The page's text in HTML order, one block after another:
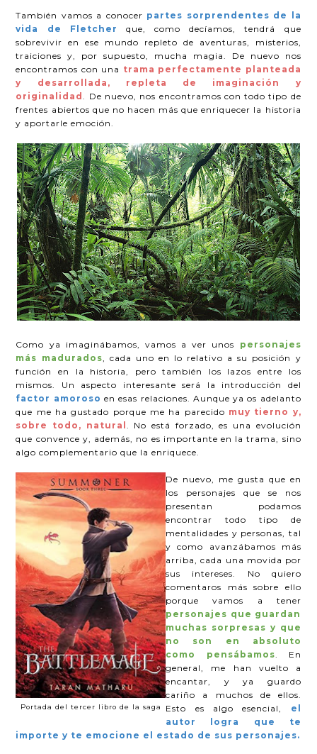
También vamos a conocer partes sorprendentes de la
vida de Fletcher
que, como decíamos, tendrá que
sobrevivir en ese mundo repleto de aventuras, misterios,
traiciones y, por supuesto, mucha magia. De nuevo nos
encontramos con una trama perfectamente planteada
y desarrollada, repleta de imaginación y
originalidad
. De nuevo, nos encontramos con todo tipo de
frentes abiertos que no hacen más que enriquecer la historia
y aportarle emoción.
Como ya imaginábamos, vamos a ver unos personajes
más madurados , cada uno en lo relativo a su posición y
función en la historia, pero también los lazos entre los
mismos. Un aspecto interesante será la introducción del
factor amoroso en esas relaciones. Aunque ya os adelanto
que me ha gustado porque me ha parecido muy tierno y,
sobre todo, natural
. No está forzado, es una evolución
que convence y, además, no es importante en la trama, sino
algo complementario que la enriquece.
Portada del tercer libro de la saga
De nuevo, me gusta que en
los personajes que se nos
presentan podamos
encontrar todo tipo de
mentalidades y personas, tal
y como avanzábamos más
arriba, cada una movida por
sus intereses. No quiero
comentaros más sobre ello
porque vamos a tener
personajes que guardan
muchas sorpresas y que
no son en absoluto
como pensábamos . En
general, me han vuelto a
encantar, y ya guardo
cariño a muchos de ellos.
Esto es algo esencial, el
autor logra que te
importe y te emocione el estado de sus personajes.